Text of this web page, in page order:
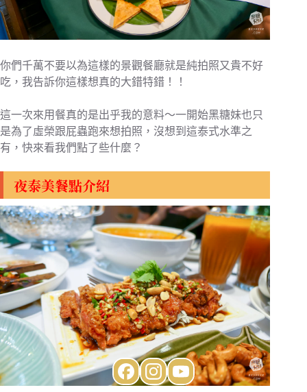
你們千萬不要以為這樣的景觀餐廳就是純拍照又貴不好
吃，我告訴你這樣想真的大錯特錯！！
這一次來用餐真的是出乎我的意料～一開始黑糖妹也只
是為了虛榮跟屁蟲跑來想拍照，沒想到這泰式水準之
有，快來看我們點了些什麼？
夜泰美餐點介紹